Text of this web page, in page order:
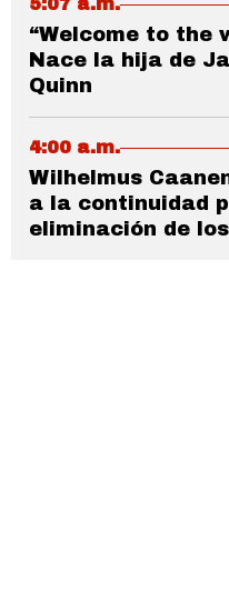
5:07 a.m.
“Welcome to the
Nace la hija de
Quinn
4:00 a.m.
Wilhelmus
a la continuidad
eliminación de